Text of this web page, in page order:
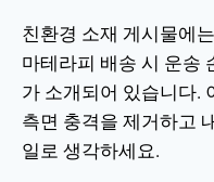
친환경 소재 게시물에
마테라피 배송 시 운송
가 소개되어 있습니다.
측면 충격을 제거하고
일로 생각하세요.